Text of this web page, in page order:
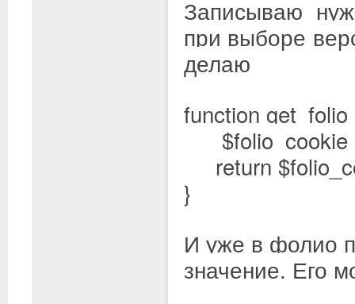
Записываю
при выборе
делаю
function
$folio_cookie
return
}
И уже в фолио
значение. Его